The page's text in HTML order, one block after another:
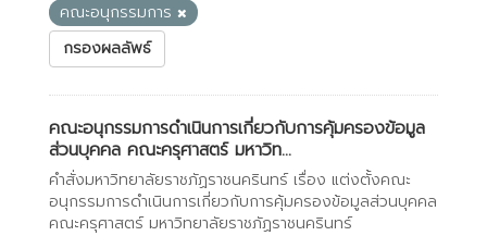
คณะอนุกรรมการ
กรองผลลัพธ์
คณะอนุกรรมการดำเนินการเกี่ยวกับการคุ้มครองข้อมูล
ส่วนบุคคล คณะครุศาสตร์ มหาวิท...
คำสั่งมหาวิทยาลัยราชภัฏราชนครินทร์ เรื่อง แต่งตั้งคณะ
อนุกรรมการดำเนินการเกี่ยวกับการคุ้มครองข้อมูลส่วนบุคคล
คณะครุศาสตร์ มหาวิทยาลัยราชภัฏราชนครินทร์